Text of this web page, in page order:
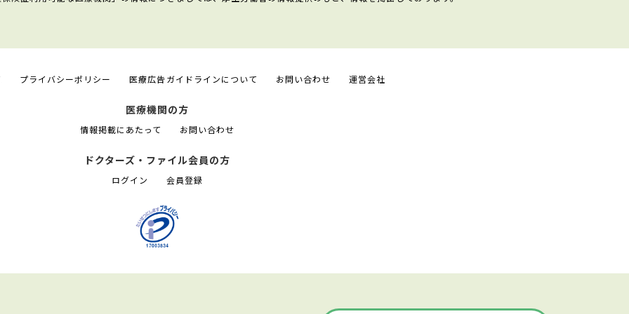
プライバシーポリシー 医療広告ガイドラインについて お問い合わせ 運営会社
医療機関の方
情報掲載にあたって お問い合わせ
ドクターズ・ファイル会員の方
ログイン 会員登録